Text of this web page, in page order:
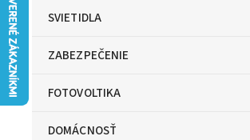
SVIETIDLA
ZABEZPEČENIE
FOTOVOLTIKA
DOMÁCNOSŤ